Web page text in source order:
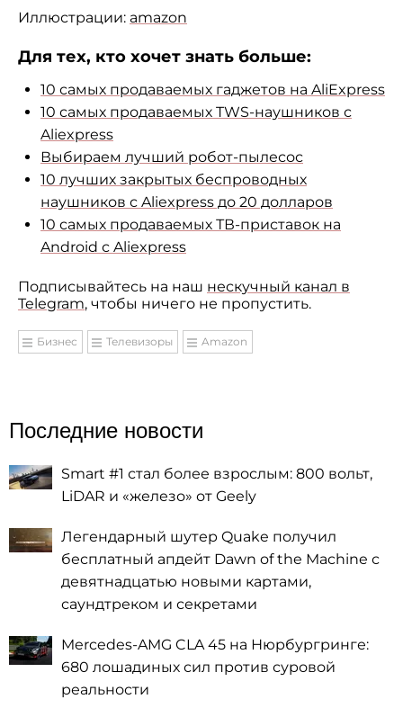
Иллюстрации: amazon
Для тех, кто хочет знать больше:
10 самых продаваемых гаджетов на AliExpress
10 самых продаваемых TWS-наушников с
Aliexpress
Выбираем лучший робот-пылесос
10 лучших закрытых беспроводных
наушников с Aliexpress до 20 долларов
10 самых продаваемых ТВ-приставок на
Android с Aliexpress
Подписывайтесь на наш нескучный канал в
Telegram, чтобы ничего не пропустить.
Бизнес Телевизоры Amazon
Последние новости
Smart #1 стал более взрослым: 800 вольт,
LiDAR и «железо» от Geely
Легендарный шутер Quake получил
бесплатный апдейт Dawn of the Machine с
девятнадцатью новыми картами,
саундтреком и секретами
Mercedes-AMG CLA 45 на Нюрбургринге:
680 лошадиных сил против суровой
реальности